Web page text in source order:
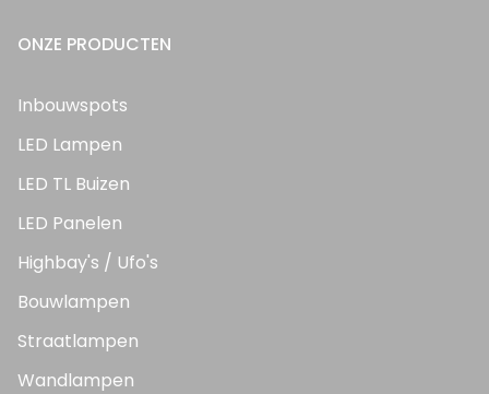
ONZE PRODUCTEN
Inbouwspots
LED Lampen
LED TL Buizen
LED Panelen
Highbay's / Ufo's
Bouwlampen
Straatlampen
Wandlampen